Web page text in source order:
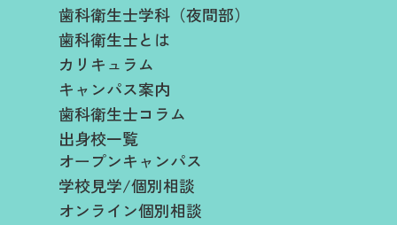
歯科衛生士学科（夜間部）
歯科衛生士とは
カリキュラム
キャンパス案内
歯科衛生士コラム
出身校一覧
オープンキャンパス
学校見学/個別相談
オンライン個別相談